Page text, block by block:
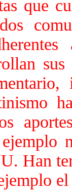
que
Han